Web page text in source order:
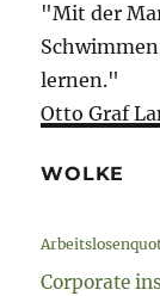
"Mit der
lernen."
Otto Graf
WOLKE
Corporate